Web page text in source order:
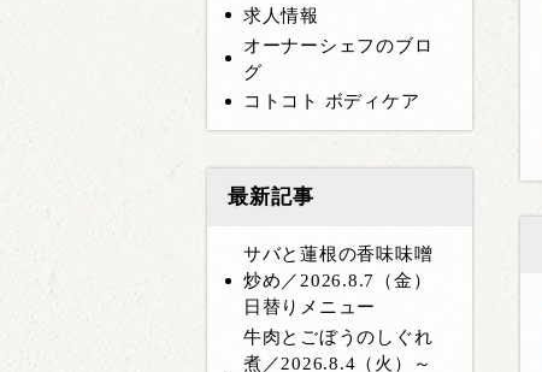
求人情報
オーナーシェフのブロ
グ
コトコト ボディケア
最新記事
サバと蓮根の香味味噌
炒め／2026.8.7（金）
日替りメニュー
牛肉とごぼうのしぐれ
煮／2026.8.4（火）～